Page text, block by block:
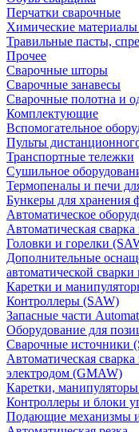
Перчатки сварочные
Химические материалы
Травильные пасты,
Прочее
Сварочные шторы
Сварочные занавесы
Сварочные полотна и
Комплектующие
Вспомогательное
Пульты
Транспортные тележки
Сушильное
Термопеналы и печи
Бункеры для хранения
Автоматическое
Автоматическая
Головки и горелки
Дополнительные
автоматической
Каретки и
Контроллеры (SAW)
Запасные части
Оборудование для
Сварочные источники
Автоматическая
электродом (GMAW)
Каретки,
Контроллеры и блоки
Подающие механизмы